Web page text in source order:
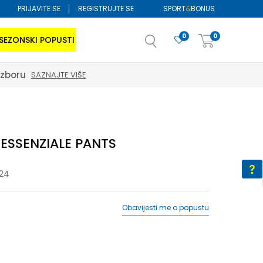
SPORT&BONUS
PRIJAVITE SE REGISTRUJTE SE
POPUSTI 0
0
SAZNAJTE VIŠE
PANTS
Obavijesti me o popustu